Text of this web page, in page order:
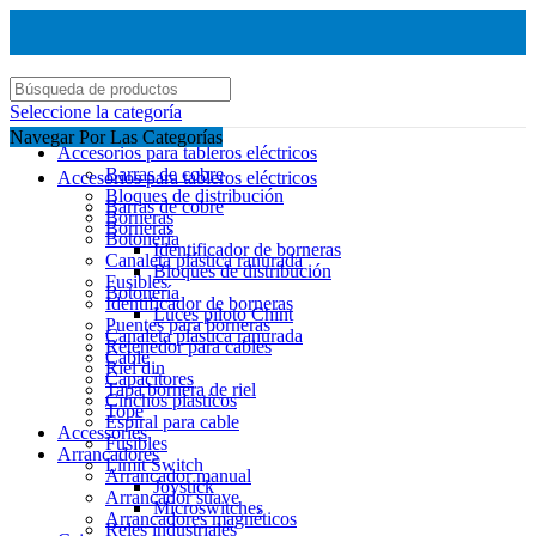
Seleccione la categoría
Accesorios para tableros eléctricos
Barras de cobre
Bloques de distribución
Borneras
Botonería
Canaleta plástica ranurada
Fusibles
Identificador de borneras
Puentes para borneras
Retenedor para cables
Riel din
Tapa bornera de riel
Tope
Accessories
Arrancadores
Arrancador manual
Arrancador suave
Arrancadores magnéticos
Navegar Por Las Categorías
Accesorios para tableros eléctricos
Barras de cobre
Borneras
Identificador de borneras
Bloques de distribución
Botonería
Luces piloto Chint
Canaleta plástica ranurada
Cable
Capacitores
Cinchos plasticos
Espiral para cable
Fusibles
Limit Switch
Joystick
Microswitches
Reles industriales